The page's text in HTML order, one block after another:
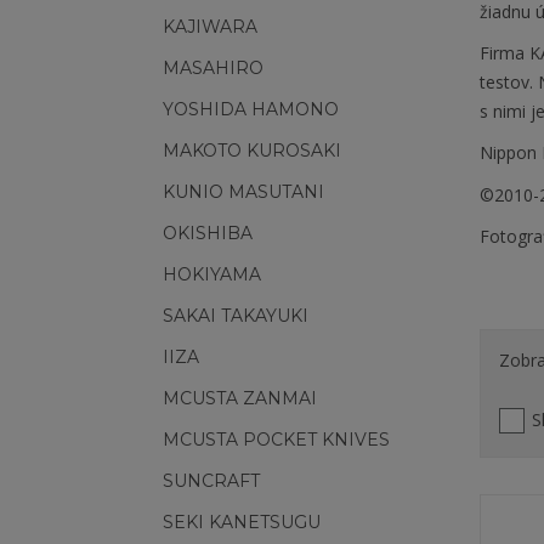
KAJIWARA
MASAHIRO
YOSHIDA HAMONO
MAKOTO KUROSAKI
KUNIO MASUTANI
OKISHIBA
HOKIYAMA
SAKAI TAKAYUKI
IIZA
MCUSTA ZANMAI
MCUSTA POCKET KNIVES
SUNCRAFT
SEKI KANETSUGU
žiadnu
Firma
testov.
s nimi
Nippon
©2010-